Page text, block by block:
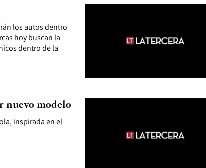
los autos dentro
hoy buscan la
dentro de la
inspirada en el
nuevo modelo